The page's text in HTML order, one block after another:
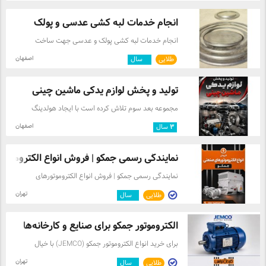
قطعات OEM است که در زمینه تولید قطعات الکترونیکی و
الکترومکانیکی برای ماشین‌آلات سنگین فعالیت دارد. نام
کامل شرکت سازنده Zhejiang Henko Electronics
(Original Equipment Manufacturer) این به معنای آن
توسط سازنده بیل مکانیکی استفاده می‌شود، تولید شده
است. استفاده از قطعات OEM تضمین کننده سازگاری
کامل، عملکرد مطمئن و طول عمر بالاتر نسبت به قطعات
YN20S00002F1، 1614911 (بسته به مدل خاص) این
از خرید، شماره فنی قطعه مورد نیاز خود را با این شماره‌ها
تطبیق دهید. مدل‌های بیل مکانیکی سازگار (مثال) هیتاچی
EX200-5 (Hitachi EX200-5) و مدل‌های مشابه که از این
شماره فنی‌ها استفاده می‌کنند. بر اساس اطلاعات موجود
هیتاچی مدل EX200-5 طراحی شده است. با این حال،
ممکن است با سایر مدل‌ها و برندهایی که از گاورنرهایی با
این مشخصات و شماره فنی استفاده می‌کنند نیز سازگار
باشد. بررسی دقیق سازگاری بر عهده خریدار است. ولتاژ
تماس بگیرید . آدرس سایت :
info@ayaarco.com تلفن : 09010933119
استراکچر امکان ارسال به سراسر کشور اصفهان، خیابان
امام خمینی، منطقه صنعتی حکیم فرزانه بین کوی
صنعتگران 23 و کوی صنعتگران 25 جهت دریافت قیمت و
کاتالوگ و شرایط تماس بگیرید. 09134549675
انجام خدمات لبه کشی عدسی و پولک
انجام خدمات لبه کشی پولک و عدسی جهت ساخت
مخازن و رآکتور ها از جنس های آهن ، استیل و ...... با
ضخامت ها و قطرهای مختلف
طلایی سال اصفهان
تولید و پخش لوازم یدکی ماشین چینی
مجموعه بعد سوم تلاش کرده است با ایجاد هولدینگ
تولیدکنندگان مختلف قطعات خودرو قطعات با کیفیت و
قیمت مناسب را ارائه نماید. به منظور بهبود کیفیت قطعات
انجام دهد. همچنین در تولید قطعات از مواد اولیه باکیفیت
و مطابق با استاندارد استفاده میگردد.تا محصولی درخور
شما مشتریان گرامی تولید گردد.در نهایت مراحل تولید
محصولات به دقت رصد میشود و تستهای عملکردی قطعه
۳سال اصفهان
نمایندگی رسمی جمکو | فروش انواع الکترومو
نمایندگی رسمی جمکو | فروش انواع الکتروموتورهای
صنعتی JEMCO کاردان ترانس، نماینده رسمی جمکو،
عرضه‌کننده انواع الکتروموتورهای سه فاز جمکو برای
سیمان، معادن، صنایع آب و فاضلاب و خطوط تولید است.
محصولات قابل تأمین: ✔ انواع الکتروموتورهای سه فاز
فشار ضعیف ✔ الکتروموتورهای سه فاز فشار ضعیف چدنی
با کاربرد عمومی ✔ انواع الکتروموتور ضد انفجار
(Explosion Proof) مناسب محیط‌های مستعد انفجار ✔
طلایی سال تهران
الکتروموتور جمکو برای صنایع و کارخانه‌ها
برای خرید انواع الکتروموتور جمکو (JEMCO) با خیال
راحت، با کاردان ترانس، نماینده رسمی جمکو در ارتباط
طلایی سال تهران